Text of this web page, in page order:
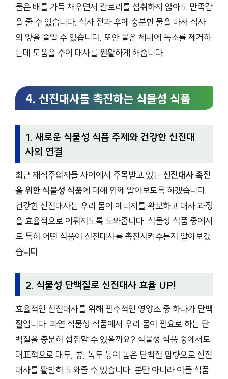
물은 배를 가득 채우면서 칼로리를 섭취하지 않아도 만족감
을 줄 수 있습니다. 식사 전과 후에 충분한 물을 마셔 식사
의 양을 줄일 수 있습니다. 또한 물은 체내에 독소를 제거하
는데 도움을 주어 대사를 원활하게 해줍니다.
4. 신진대사를 촉진하는 식물성 식품
1. 새로운 식물성 식품 주제와 건강한 신진대
사의 연결
최근 채식주의자들 사이에서 주목받고 있는 신진대사 촉진
을 위한 식물성 식품에 대해 함께 알아보도록 하겠습니다.
건강한 신진대사는 우리 몸이 에너지를 확보하고 대사 과정
을 효율적으로 이뤄지도록 도와줍니다. 식물성 식품 중에서
도 특히 어떤 식품이 신진대사를 촉진시켜주는지 알아보겠
습니다.
2. 식물성 단백질로 신진대사 효율 UP!
효율적인 신진대사를 위해 필수적인 영양소 중 하나가 단백
질입니다. 과연 식물성 식품에서 우리 몸이 필요로 하는 단
백질을 충분히 섭취할 수 있을까요? 식물성 식품 중에서도
대표적으로 대두, 콩, 녹두 등이 높은 단백질 함량으로 신진
대사를 활발히 도와줄 수 있습니다. 뿐만 아니라 이들 식품